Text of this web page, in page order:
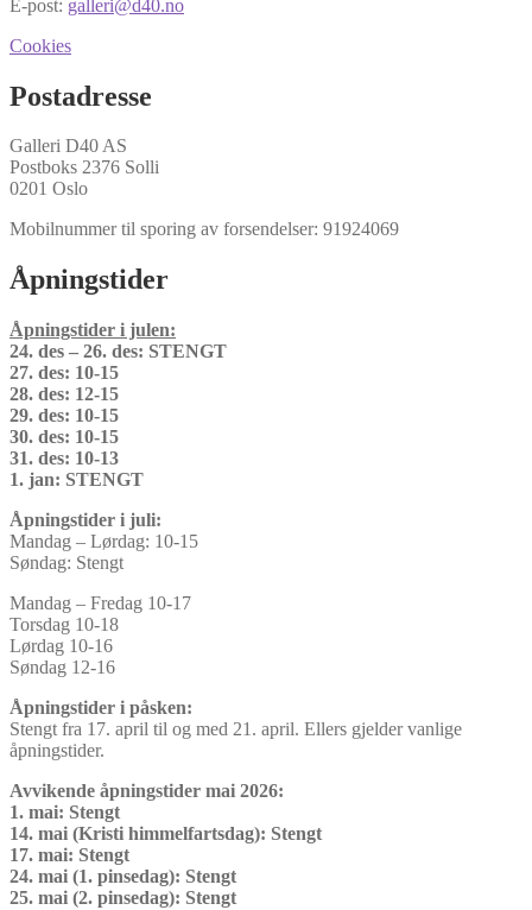
E-post: galleri@d40.no
Cookies
Postadresse
Galleri D40 AS
Postboks 2376 Solli
0201 Oslo
Mobilnummer til sporing av forsendelser: 91924069
Åpningstider
Åpningstider i julen:
24. des – 26. des: STENGT
27. des: 10-15
28. des: 12-15
29. des: 10-15
30. des: 10-15
31. des: 10-13
1. jan: STENGT
Åpningstider i juli:
Mandag – Lørdag: 10-15
Søndag: Stengt
Mandag – Fredag 10-17
Torsdag 10-18
Lørdag 10-16
Søndag 12-16
Åpningstider i påsken:
Stengt fra 17. april til og med 21. april. Ellers gjelder vanlige
åpningstider.
Avvikende åpningstider mai 2026:
1. mai: Stengt
14. mai (Kristi himmelfartsdag): Stengt
17. mai: Stengt
24. mai (1. pinsedag): Stengt
25. mai (2. pinsedag): Stengt